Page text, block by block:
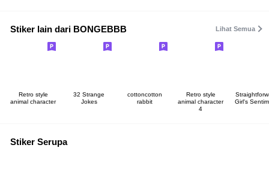
Stiker lain dari BONGEBBB Lihat Semua
Retro style
animal character
32 Strange
Jokes
cottoncotton
rabbit
Retro style
animal character
4
Girl's
Stiker Serupa